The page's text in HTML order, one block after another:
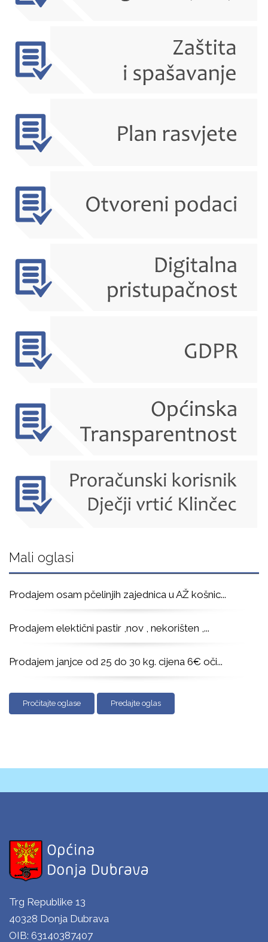
Mali oglasi
Prodajem osam pčelinjih zajednica u AŽ košnic...
Prodajem elektični pastir ,nov , nekorišten , ...
Prodajem janjce od 25 do 30 kg. cijena 6€ oči...
Pročitajte oglase Predajte oglas
Trg Republike 13
40328 Donja Dubrava
OIB: 63140387407